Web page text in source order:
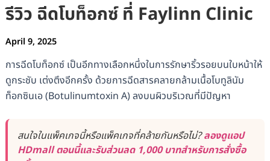
รีวิว ฉีดโบท็อกซ์ ที่ Faylinn Clinic
April 9, 2025
การฉีดโบท็อกซ์ เป็นอีกทางเลือกหนึ่งในการรักษาริ้วรอยบนใบหน้าให้
ดูกระชับ เต่งตึงอีกครั้ง ด้วยการฉีดสารคลายกล้ามเนื้อโบทูลินัม
ท็อกซินเอ (Botulinumtoxin A) ลงบนผิวบริเวณที่มีปัญหา
สนใจในแพ็คเกจนี้หรือแพ็คเกจที่คล้ายกันหรือไม่?ลองดูแอป
HDmall ตอนนี้และรับส่วนลด 1,000 บาทสำหรับการสั่งซื้อ